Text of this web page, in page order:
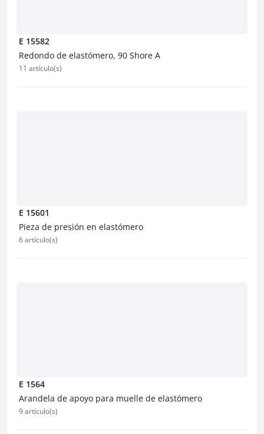
E 15582
Redondo de elastómero, 90 Shore A
11 artículo(s)
E 15601
Pieza de presión en elastómero
6 artículo(s)
E 1564
Arandela de apoyo para muelle de elastómero
9 artículo(s)